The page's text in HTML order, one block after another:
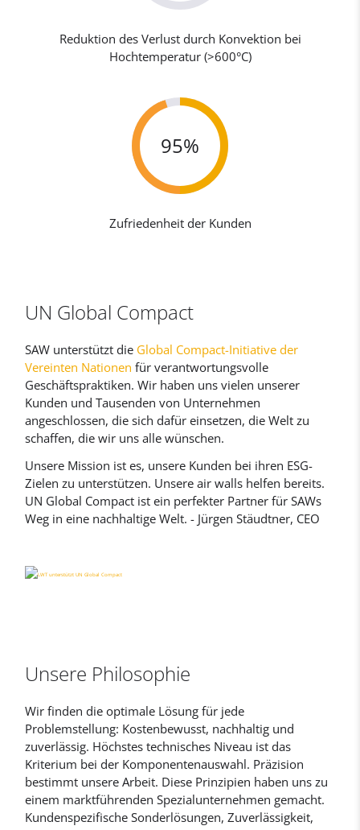
Reduktion des Verlust durch Konvektion bei
Hochtemperatur (>600°C)
95%
Zufriedenheit der Kunden
UN Global Compact
SAW unterstützt die Global Compact-Initiative der
Vereinten Nationen für verantwortungsvolle
Geschäftspraktiken. Wir haben uns vielen unserer
Kunden und Tausenden von Unternehmen
angeschlossen, die sich dafür einsetzen, die Welt zu
schaffen, die wir uns alle wünschen.
Unsere Mission ist es, unsere Kunden bei ihren ESG-
Zielen zu unterstützen. Unsere air walls helfen bereits.
UN Global Compact ist ein perfekter Partner für SAWs
Weg in eine nachhaltige Welt. - Jürgen Stäudtner, CEO
Unsere Philosophie
Wir finden die optimale Lösung für jede
Problemstellung: Kostenbewusst, nachhaltig und
zuverlässig. Höchstes technisches Niveau ist das
Kriterium bei der Komponentenauswahl. Präzision
bestimmt unsere Arbeit. Diese Prinzipien haben uns zu
einem marktführenden Spezialunternehmen gemacht.
Kundenspezifische Sonderlösungen, Zuverlässigkeit,